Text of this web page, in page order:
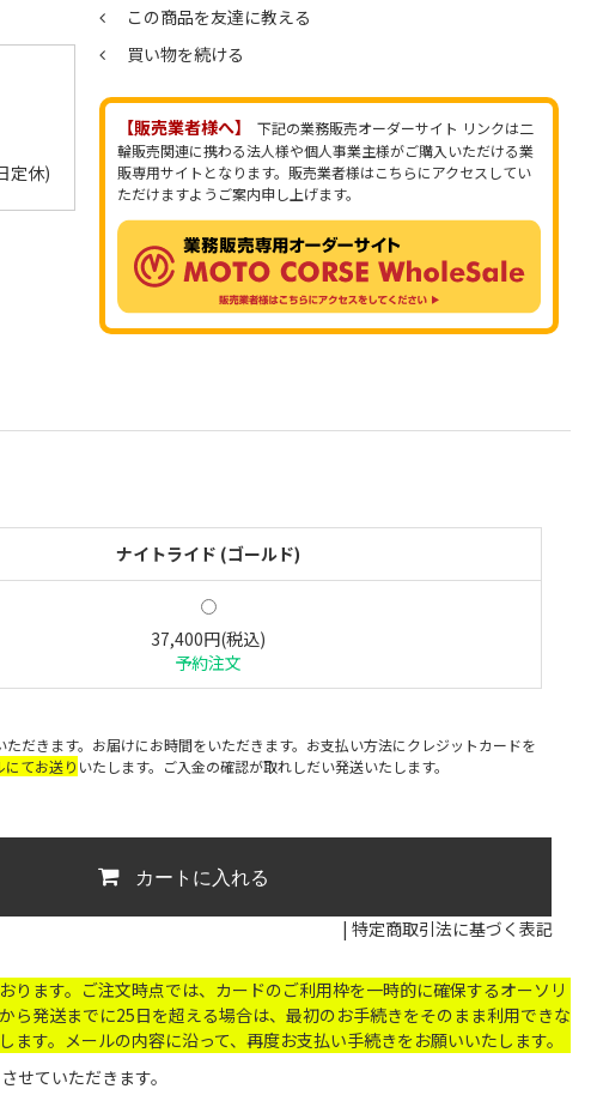
定休)
この商品を友達に教える
買い物を続ける
【販売業者様へ】
下記の業務販売オーダーサイト リンクは二
輪販売関連に携わる法人様や個人事業主様がご購入いただける業
販専用サイトとなります。販売業者様はこちらにアクセスしてい
ただけますようご案内申し上げます。
ナイトライド (ゴールド)
37,400円(税込)
予約注文
だきます。お届けにお時間をいただきます。お支払い方法にクレジットカードを
てお送り いたします。ご入金の確認が取れしだい発送いたします。
カートに入れる
| 特定商取引法に基づく表記
ます。ご注文時点では、カードのご利用枠を一時的に確保するオーソリ
発送までに25日を超える場合は、最初のお手続きをそのまま利用できな
す。メールの内容に沿って、再度お支払い手続きをお願いいたします。
せていただきます。